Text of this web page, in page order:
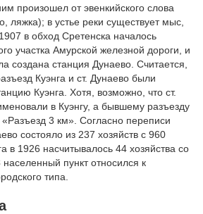
произошел от эвенкийского слова
ляжка); в устье реки существует мыс,
в обход Сретенска началось
участка Амурской железной дороги, и
создана станция Дунаево. Считается,
Куэнга и ст. Дунаево были
Куэнга. Хотя, возможно, что ст.
в Куэнгу, а бывшему разъезду
«Разъезд 3 км». Согласно переписи
состояло из 237 хозяйств с 960
в 1926 насчитывалось 44 хозяйства со
пункт относился к
типа.